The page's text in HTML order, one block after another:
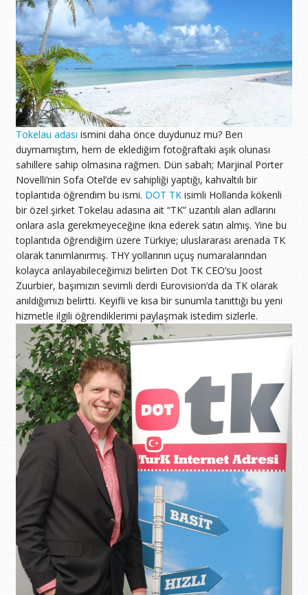
Tokelau adası ismini daha önce duydunuz mu? Ben
duymamıştım, hem de eklediğim fotoğraftaki aşık olunası
sahillere sahip olmasına rağmen. Dün sabah; Marjinal Porter
Novelli’nin Sofa Otel’de ev sahipliği yaptığı, kahvaltılı bir
toplantıda öğrendim bu ismi. DOT TKisimli Hollanda kökenli
bir özel şirket Tokelau adasına ait “TK” uzantılı alan adlarını
onlara asla gerekmeyeceğine ikna ederek satın almış. Yine bu
toplantıda öğrendiğim üzere Türkiye; uluslararası arenada TK
olarak tanımlanırmış. THY yollarının uçuş numaralarından
kolayca anlayabileceğimizi belirten Dot TK CEO’su Joost
Zuurbier, başımızın sevimli derdi Eurovision’da da TK olarak
anıldığımızı belirtti. Keyifli ve kısa bir sunumla tanıttığı bu yeni
hizmetle ilgili öğrendiklerimi paylaşmak istedim sizlerle.